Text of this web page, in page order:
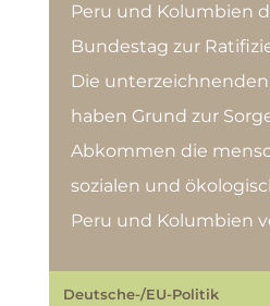
Peru und Kolumbien
Bundestag zur
Die
haben Grund zur
Abkommen die
sozialen und
Peru und Kolumbien
Deutsche-/EU-Politik